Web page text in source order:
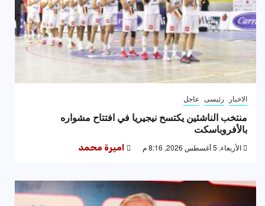
الاخبار رئيسى عاجل
منتخب الناشئين يكتسح نيجيريا في افتتاح مشواره
بالأفروباسكت
الأربعاء, 5 أغسطس 2026, 8:16 م اميرة محمد